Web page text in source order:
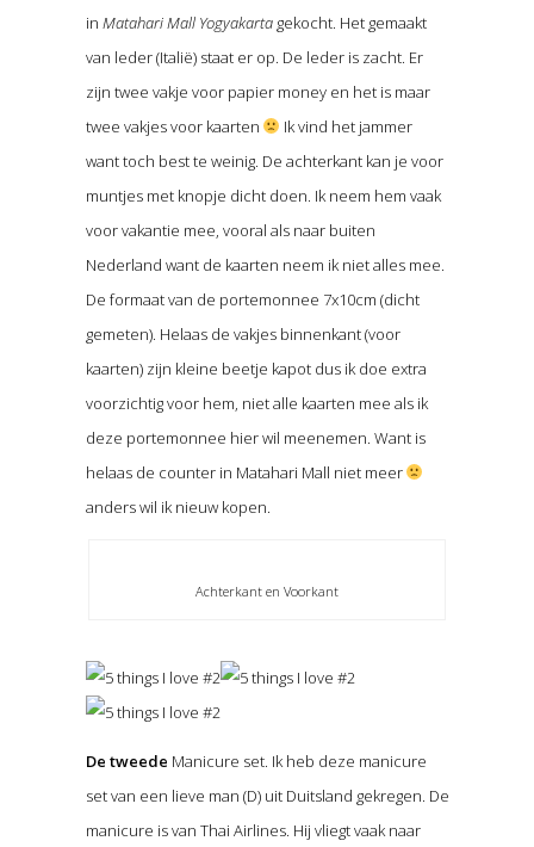
in Matahari Mall Yogyakartagekocht. Het gemaakt
van leder (Italië) staat er op. De leder is zacht. Er
zijn twee vakje voor papier money en het is maar
twee vakjes voor kaarten
Ik vind het jammer
want toch best te weinig. De achterkant kan je voor
muntjes met knopje dicht doen. Ik neem hem vaak
voor vakantie mee, vooral als naar buiten
Nederland want de kaarten neem ik niet alles mee.
De formaat van de portemonnee 7x10cm (dicht
gemeten). Helaas de vakjes binnenkant (voor
kaarten) zijn kleine beetje kapot dus ik doe extra
voorzichtig voor hem, niet alle kaarten mee als ik
deze portemonnee hier wil meenemen. Want is
helaas de counter in Matahari Mall niet meer
anders wil ik nieuw kopen.
Achterkant en Voorkant
De tweede Manicure set. Ik heb deze manicure
set van een lieve man (D) uit Duitsland gekregen. De
manicure is van Thai Airlines. Hij vliegt vaak naar